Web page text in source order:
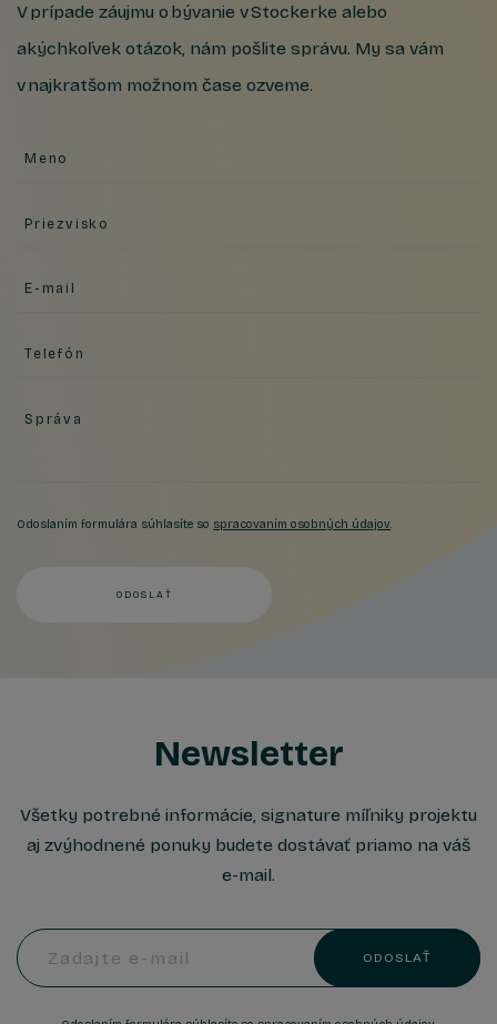
V prípade záujmu o bývanie v Stockerke alebo
akýchkoľvek otázok, nám pošlite správu. My sa vám
v najkratšom možnom čase ozveme.
Meno
Priezvisko
E-mail
Telefón
Správa
Odoslaním formulára súhlasíte so spracovaním osobných údajov.
ODOSLAŤ
Newsletter
Všetky potrebné informácie, signature míľniky projektu
aj zvýhodnené ponuky budete dostávať priamo na váš
e-mail.
Zadajte e-mail ODOSLAŤ